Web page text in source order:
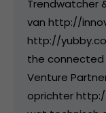
Trendwatcher
van http://
http://
the connected
Venture
oprichter